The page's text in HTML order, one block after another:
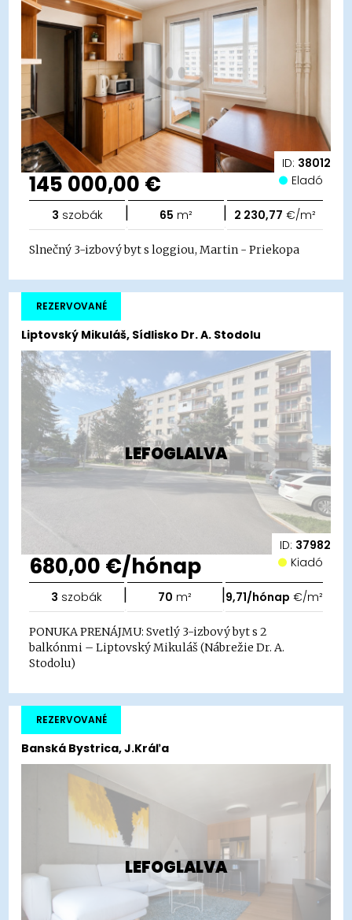
ID: 38012
145 000,00 € Eladó
3 szobák | 65 m² | 2 230,77 €/m²
Slnečný 3-izbový byt s loggiou, Martin - Priekopa
LEFOGLALVA
ID: 37982
Liptovský Mikuláš, Sídlisko Dr. A. Stodolu
REZERVOVANÉ
680,00 €/hónap Kiadó
3 szobák | 70 m² |9,71/hónap €/m²
PONUKA PRENÁJMU: Svetlý 3-izbový byt s 2
balkónmi – Liptovský Mikuláš (Nábrežie Dr. A.
Stodolu)
LEFOGLALVA
Banská Bystrica, J.Kráľa
REZERVOVANÉ